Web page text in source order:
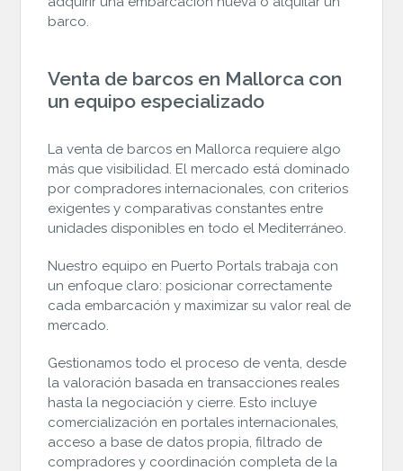
barco.
Venta de barcos en Mallorca con
un equipo especializado
La venta de barcos en Mallorca requiere algo
más que visibilidad. El mercado está dominado
por compradores internacionales, con criterios
exigentes y comparativas constantes entre
unidades disponibles en todo el Mediterráneo.
Nuestro equipo en Puerto Portals trabaja con
un enfoque claro: posicionar correctamente
cada embarcación y maximizar su valor real de
mercado.
Gestionamos todo el proceso de venta, desde
la valoración basada en transacciones reales
hasta la negociación y cierre. Esto incluye
comercialización en portales internacionales,
acceso a base de datos propia, filtrado de
compradores y coordinación completa de la